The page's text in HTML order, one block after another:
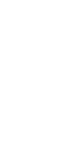
été
ne